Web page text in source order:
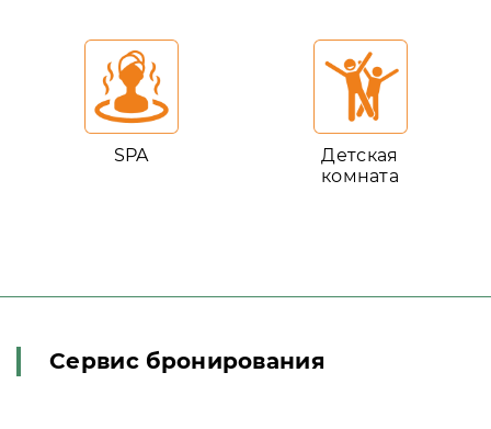
SPA
Детская
комната
Сервис бронирования